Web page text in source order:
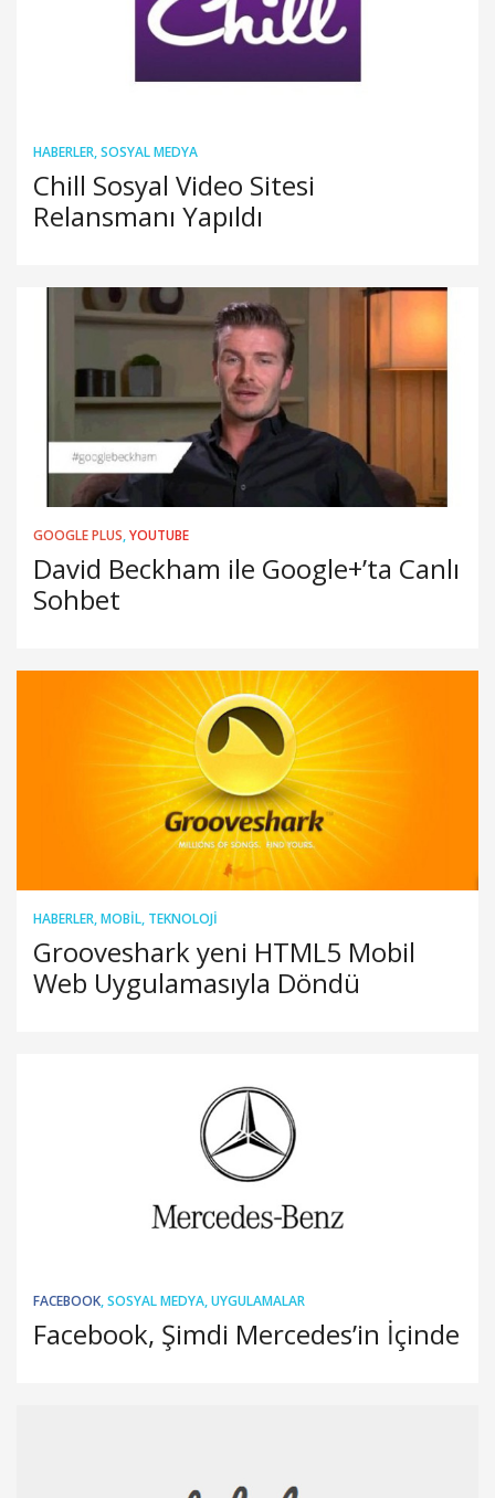
HABERLER,SOSYAL MEDYA
Chill Sosyal Video Sitesi
Relansmanı Yapıldı
GOOGLE PLUS,YOUTUBE
David Beckham ile Google+’ta Canlı
Sohbet
HABERLER,MOBIL, TEKNOLOJI
Grooveshark yeni HTML5 Mobil
Web Uygulamasıyla Döndü
FACEBOOK,SOSYAL MEDYA,UYGULAMALAR
Facebook, Şimdi Mercedes’in İçinde